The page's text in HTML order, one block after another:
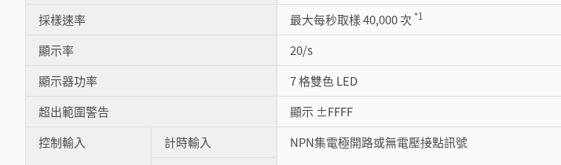
採樣速率
最大每秒取樣 40,000 次 *1
顯示率
20/s
顯示器功率
7 格雙色 LED
超出範圍警告
顯示 ±FFFF
控制輸入
計時輸入
NPN集電極開路或無電壓接點訊號